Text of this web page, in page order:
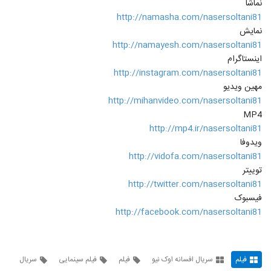
24
هشتم
26 نهم
۱,۵۳۱ بازدید
27
سریال کره ای (افسانه اوک نیو) قسمت سی ام
28
سریال کره ای (افسانه اوک نیو) قسمت سی و
یکم
نماشا
http://namasha.com/nasersoltani81
نمایش
http://namayesh.com/nasersoltani81
اینستاگرام
http://instagram.com/nasersoltani81
مهین ویدیو
http://mihanvideo.com/nasersoltani81
MP4
http://mp4.ir/nasersoltani81
ویدوفا
http://vidofa.com/nasersoltani81
توییتر
http://twitter.com/nasersoltani81
فیسبوک
http://facebook.com/nasersoltani81
فیلم سریال افسانه اوک نیو فیلم فیلم سینمایی
سریال